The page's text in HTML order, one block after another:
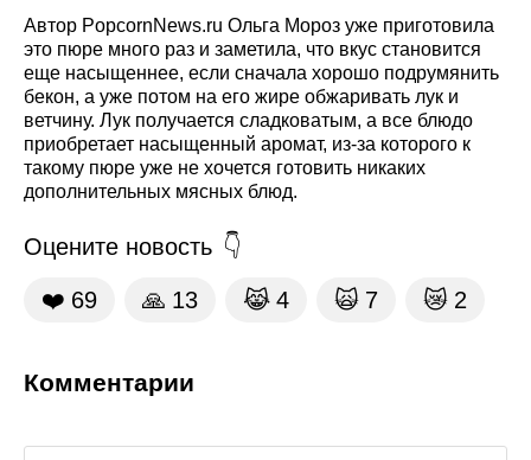
Автор PopcornNews.ru Ольга Мороз уже приготовила
это пюре много раз и заметила, что вкус становится
еще насыщеннее, если сначала хорошо подрумянить
бекон, а уже потом на его жире обжаривать лук и
ветчину. Лук получается сладковатым, а все блюдо
приобретает насыщенный аромат, из-за которого к
такому пюре уже не хочется готовить никаких
дополнительных мясных блюд.
Оцените новость
❤️ 69 🙏 13 😹 4 🙀 7 😿 2
Комментарии